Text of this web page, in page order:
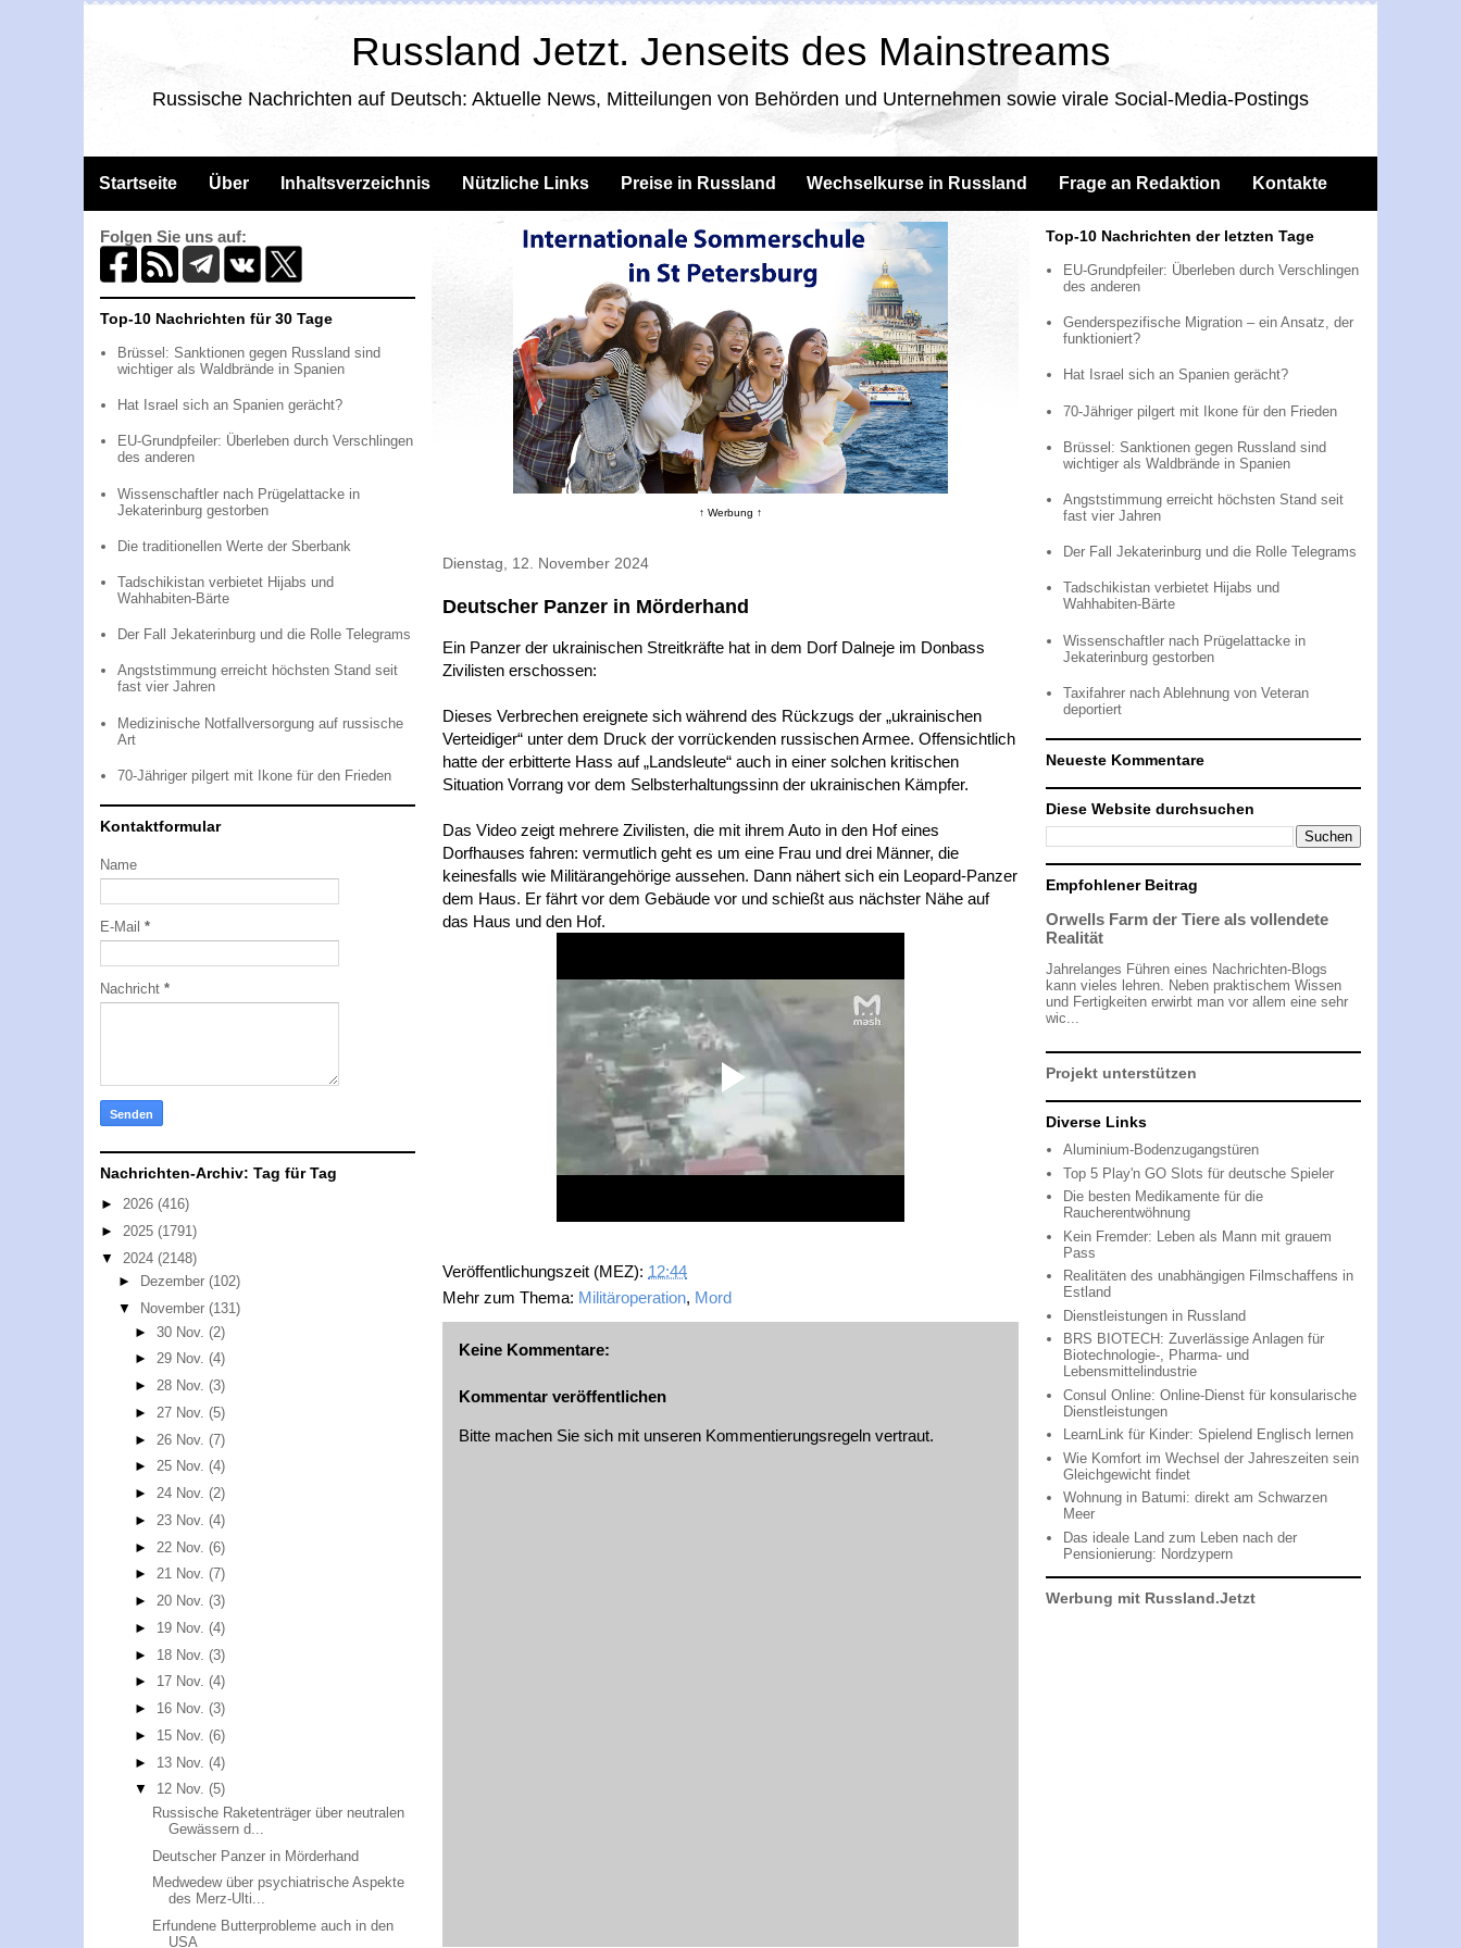
Russland Jetzt. Jenseits des Mainstreams
Russische Nachrichten auf Deutsch: Aktuelle News, Mitteilungen von Behörden und Unternehmen sowie virale Social-Media-Postings
Startseite Über Inhaltsverzeichnis Nützliche Links Preise in Russland Wechselkurse in Russland Frage an Redaktion Kontakte
↑ Werbung ↑
Dienstag, 12. November 2024
Deutscher Panzer in Mörderhand
Ein Panzer der ukrainischen Streitkräfte hat in dem Dorf Dalneje im Donbass
Zivilisten erschossen:
Dieses Verbrechen ereignete sich während des Rückzugs der „ukrainischen
Verteidiger“ unter dem Druck der vorrückenden russischen Armee. Offensichtlich
hatte der erbitterte Hass auf „Landsleute“ auch in einer solchen kritischen
Situation Vorrang vor dem Selbsterhaltungssinn der ukrainischen Kämpfer.
Das Video zeigt mehrere Zivilisten, die mit ihrem Auto in den Hof eines
Dorfhauses fahren: vermutlich geht es um eine Frau und drei Männer, die
keinesfalls wie Militärangehörige aussehen. Dann nähert sich ein Leopard-Panzer
dem Haus. Er fährt vor dem Gebäude vor und schießt aus nächster Nähe auf
das Haus und den Hof.
Veröffentlichungszeit (MEZ): 12:44
Mehr zum Thema: Militäroperation, Mord
Keine Kommentare:
Kommentar veröffentlichen
Bitte machen Sie sich mit unseren Kommentierungsregeln vertraut.
Folgen Sie uns auf:
Top-10 Nachrichten für 30 Tage
Brüssel: Sanktionen gegen Russland sind
wichtiger als Waldbrände in Spanien
Hat Israel sich an Spanien gerächt?
EU-Grundpfeiler: Überleben durch Verschlingen
des anderen
Wissenschaftler nach Prügelattacke in
Jekaterinburg gestorben
Die traditionellen Werte der Sberbank
Tadschikistan verbietet Hijabs und
Wahhabiten-Bärte
Der Fall Jekaterinburg und die Rolle Telegrams
Angststimmung erreicht höchsten Stand seit
fast vier Jahren
Medizinische Notfallversorgung auf russische
Art
70-Jähriger pilgert mit Ikone für den Frieden
Kontaktformular
Name
E-Mail *
Nachricht *
Nachrichten-Archiv: Tag für Tag
► 2026 (416)
► 2025 (1791)
▼ 2024 (2148)
►
Dezember (102)
▼
November (131)
►30 Nov.(2)
►29 Nov.(4)
►28 Nov.(3)
► 27 Nov.(5)
► 26 Nov.(7)
►25 Nov.(4)
►24 Nov.(2)
► 23 Nov.(4)
► 22 Nov.(6)
►21 Nov.(7)
►20 Nov.(3)
► 19 Nov.(4)
► 18 Nov.(3)
► 17 Nov.(4)
► 16 Nov.(3)
► 15 Nov.(6)
► 13 Nov.(4)
▼ 12 Nov.(5)
Russische Raketenträger über neutralen
Gewässern d...
Deutscher Panzer in Mörderhand
Medwedew über psychiatrische Aspekte
des Merz-Ulti...
Erfundene Butterprobleme auch in den
USA
Top-10 Nachrichten der letzten Tage
EU-Grundpfeiler: Überleben durch Verschlingen
des anderen
Genderspezifische Migration – ein Ansatz, der
funktioniert?
Hat Israel sich an Spanien gerächt?
70-Jähriger pilgert mit Ikone für den Frieden
Brüssel: Sanktionen gegen Russland sind
wichtiger als Waldbrände in Spanien
Angststimmung erreicht höchsten Stand seit
fast vier Jahren
Der Fall Jekaterinburg und die Rolle Telegrams
Tadschikistan verbietet Hijabs und
Wahhabiten-Bärte
Wissenschaftler nach Prügelattacke in
Jekaterinburg gestorben
Taxifahrer nach Ablehnung von Veteran
deportiert
Neueste Kommentare
Diese Website durchsuchen
Empfohlener Beitrag
Orwells Farm der Tiere als vollendete
Realität
Jahrelanges Führen eines Nachrichten-Blogs
kann vieles lehren. Neben praktischem Wissen
und Fertigkeiten erwirbt man vor allem eine sehr
wic...
Projekt unterstützen
Diverse Links
Aluminium-Bodenzugangstüren
Top 5 Play'n GO Slots für deutsche Spieler
Die besten Medikamente für die
Raucherentwöhnung
Kein Fremder: Leben als Mann mit grauem
Pass
Realitäten des unabhängigen Filmschaffens in
Estland
Dienstleistungen in Russland
BRS BIOTECH: Zuverlässige Anlagen für
Biotechnologie-, Pharma- und
Lebensmittelindustrie
Consul Online: Online-Dienst für konsularische
Dienstleistungen
LearnLink für Kinder: Spielend Englisch lernen
Wie Komfort im Wechsel der Jahreszeiten sein
Gleichgewicht findet
Wohnung in Batumi: direkt am Schwarzen
Meer
Das ideale Land zum Leben nach der
Pensionierung: Nordzypern
Werbung mit Russland.Jetzt